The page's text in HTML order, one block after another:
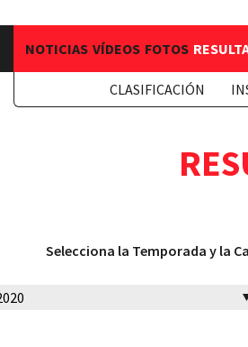
NOTICIAS VÍDEOS FOTOS
CLASIFICACIÓN
Selecciona la Temporada y la